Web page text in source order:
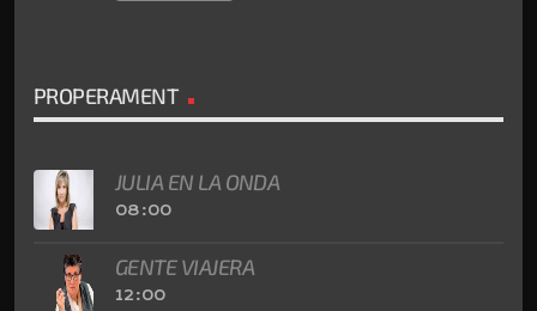
PROPERAMENT
JULIA EN LA ONDA
08:00
GENTE VIAJERA
12:00